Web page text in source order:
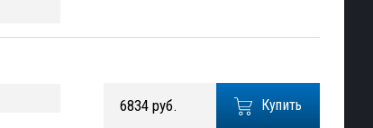
Купить
6834 руб.